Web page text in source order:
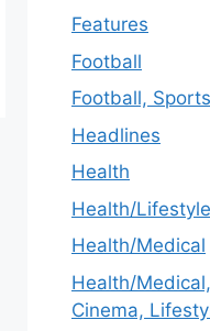
Features
Football
Football, Sports
Headlines
Health
Health/Lifestyle
Health/Medical
Health/
Cinema,